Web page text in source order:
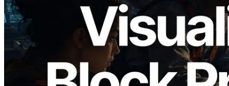
Validators Solutions ra mắt Solana Block
Analyzer — Trực quan hóa thời gian tạo
block và validator phụ trách theo từng
slot
Đọc bài viết này